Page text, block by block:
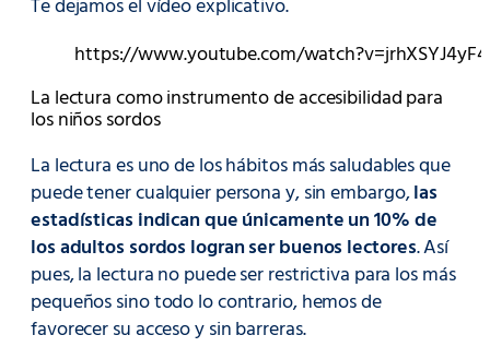
Te dejamos el vídeo explicativo.
https://www.youtube.com/watch?v=jrhXSYJ4yF4
La lectura como instrumento de accesibilidad para
los niños sordos
La lectura es uno de los hábitos más saludables que
puede tener cualquier persona y, sin embargo,las
estadísticas indican que únicamente un 10% de
los adultos sordos logran ser buenos lectores. Así
pues, la lectura no puede ser restrictiva para los más
pequeños sino todo lo contrario, hemos de
favorecer su acceso y sin barreras.